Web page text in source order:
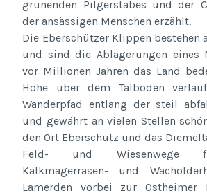
grünenden Pilgerstabes und der
der ansässigen Menschen erzählt.
Die Eberschützer Klippen bestehen
und sind die Ablagerungen eines
vor Millionen Jahren das Land
Höhe über dem Talboden
Wanderpfad entlang der steil
und gewährt an vielen Stellen
den Ort Eberschütz und das
Feld- und Wiesenwege
Kalkmagerrasen- und
Lamerden vorbei zur Ostheimer